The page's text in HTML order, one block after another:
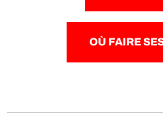
OÙ FAIRE